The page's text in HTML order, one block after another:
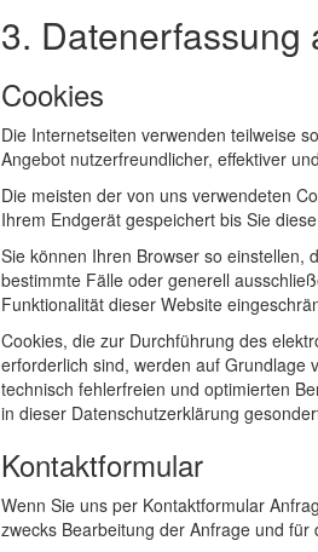
3. Datenerfassung
Cookies
Die Internetseiten verwenden teilweise
Angebot nutzerfreundlicher, effektiver
Die meisten der von uns verwendeten
Ihrem Endgerät gespeichert bis Sie
Sie können Ihren Browser so einstellen,
bestimmte Fälle oder generell
Funktionalität dieser Website
Cookies, die zur Durchführung des
erforderlich sind, werden auf Grundlage
technisch fehlerfreien und optimierten
in dieser Datenschutzerklärung
Kontaktformular
Wenn Sie uns per Kontaktformular
zwecks Bearbeitung der Anfrage und